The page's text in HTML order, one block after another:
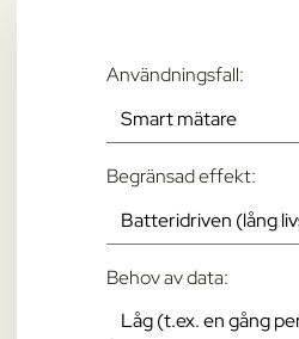
Användningsfall:
Begränsad effekt:
Behov av data: